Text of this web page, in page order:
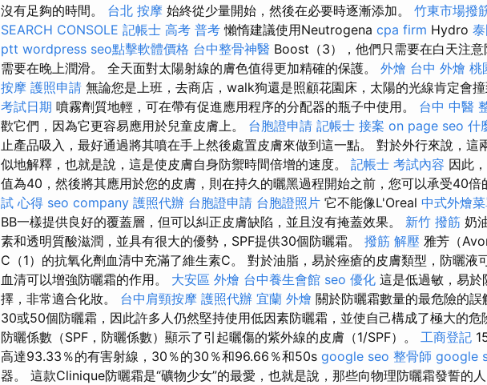
沒有足夠的時間。 台北 按摩 始終從少量開始，然後在必要時逐漸添加。 竹東市場撥
SEARCH CONSOLE 記帳士 高考 普考 懶惰建議使用Neutrogena cpa firm Hydro
ptt wordpress seo點擊軟體價格 台中整骨神醫 Boost（3），他們只需要在白天注
需要在晚上潤滑。 全天面對太陽射線的膚色值得更加精確的保護。 外燴 台中 外燴 桃
按摩 護照申請 無論您是上班，去商店，walk狗還是照顧花園床，太陽的光線肯定會撞
考試日期 噴霧劑質地輕，可在帶有促進應用程序的分配器的瓶子中使用。 台中 中醫
歡它們，因為它更容易應用於兒童皮膚上。 台胞證申請 記帳士 接案 on page seo 什
止產品吸入，最好通過將其噴在手上然後處置皮膚來做到這一點。 對於外行來說，這
似地解釋，也就是說，這是使皮膚自身防禦時間倍增的速度。 記帳士 考試內容 因此
值為40，然後將其應用於您的皮膚，則在持久的曬黑過程開始之前，您可以承受40倍
試 心得 seo company 護照代辦 台胞證申請 台胞證照片 它不能像L'Oreal 中式外燴
BB一樣提供良好的覆蓋層，但可以糾正皮膚缺陷，並且沒有掩蓋效果。 新竹 撥筋 奶
素和透明質酸滋潤，並具有很大的優勢，SPF提供30個防曬霜。 撥筋 解壓 雅芳（
C（1）的抗氧化劑血清中充滿了維生素C。 對於油脂，易於痤瘡的皮膚類型，防曬液
血清可以增強防曬霜的作用。 大安區 外燴 台中養生會館 seo 優化 這是低過敏，易於
擇，非常適合化妝。 台中肩頸按摩 護照代辦 宜蘭 外燴 關於防曬霜數量的最危險的
30或50個防曬霜，因此許多人仍然堅持使用低因素防曬霜，並使自己構成了極大的危
防曬係數（SPF，防曬係數）顯示了引起曬傷的紫外線的皮膚（1/SPF）。 工商登記
高達93.33％的有害射線，30％的30％和96.66％和50s google seo 整骨師 google
器。 這款Clinique防曬霜是“礦物少女”的最愛，也就是說，那些向物理防曬霜發誓的